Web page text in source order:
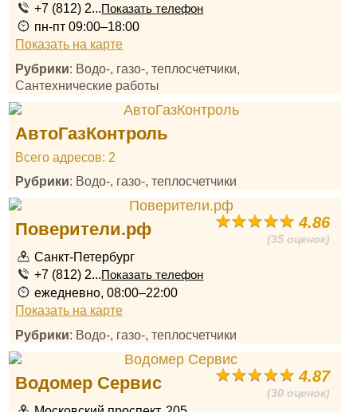
+7 (812) 2...Показать телефон
пн-пт 09:00–18:00
Показать на карте
Рубрики: Водо-, газо-, теплосчетчики,
Сантехнические работы
АвтоГазКонтроль
Всего адресов: 2
Рубрики: Водо-, газо-, теплосчетчики
4.86
(35 оценок)
Поверители.рф
Санкт-Петербург
+7 (812) 2...Показать телефон
ежедневно, 08:00–22:00
Показать на карте
Рубрики: Водо-, газо-, теплосчетчики
4.87
(30 оценок)
Водомер Сервис